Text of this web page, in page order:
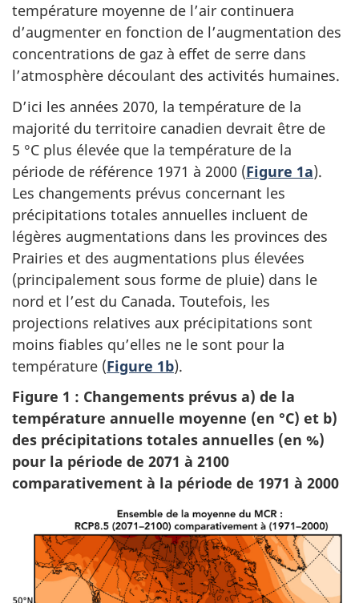
température moyenne de l’air continuera
d’augmenter en fonction de l’augmentation des
concentrations de gaz à effet de serre dans
l’atmosphère découlant des activités humaines.
D’ici les années 2070, la température de la
majorité du territoire canadien devrait être de
5 °C plus élevée que la température de la
période de référence 1971 à 2000 (Figure 1a).
Les changements prévus concernant les
précipitations totales annuelles incluent de
légères augmentations dans les provinces des
Prairies et des augmentations plus élevées
(principalement sous forme de pluie) dans le
nord et l’est du Canada. Toutefois, les
projections relatives aux précipitations sont
moins fiables qu’elles ne le sont pour la
température (Figure 1b).
Figure 1 : Changements prévus a) de la
température annuelle moyenne (en °C) et b)
des précipitations totales annuelles (en %)
pour la période de 2071 à 2100
comparativement à la période de 1971 à 2000